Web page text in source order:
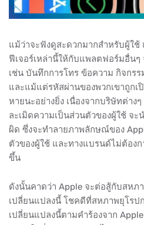
แม้ว่าจะฟังดูสะดวกมากสำหรับผู้ใช้
ฟีเจอร์เหล่านี้ให้กับแพลตฟอร์มอื่นๆ
เช่น บันทึกการโทร ข้อความ กิจกร
และแม้แต่รหัสผ่านของพวกเขาถูกเ
หายนะอย่างยิ่ง เนื่องจากบริษัทต่าง
ละเมิดความเป็นส่วนตัวของผู้ใช้ จ
ผิด ซึ่งจะทำลายภาพลักษณ์ของ
ตัวของผู้ใช้ และทางแบรนด์ไม่ต้อง
ขึ้น
ดังนั้นคาดว่า Apple จะต่อสู้กับสหภ
เปลี่ยนแปลงนี้ โชคดีที่สหภาพยุโรป
เปลี่ยนแปลงนี้ตามคำร้องจาก